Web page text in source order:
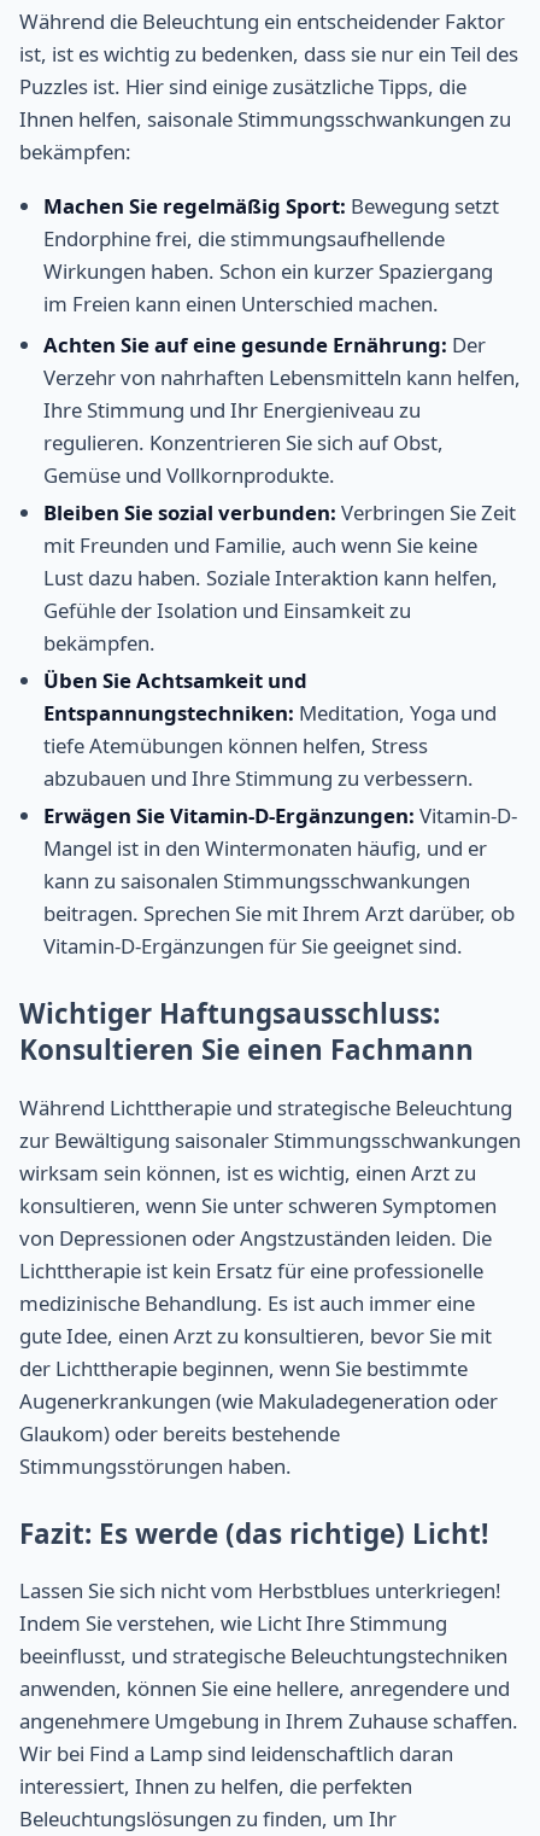
Während die Beleuchtung ein entscheidender Faktor
ist, ist es wichtig zu bedenken, dass sie nur ein Teil des
Puzzles ist. Hier sind einige zusätzliche Tipps, die
Ihnen helfen, saisonale Stimmungsschwankungen zu
bekämpfen:
Machen Sie regelmäßig Sport: Bewegung setzt
Endorphine frei, die stimmungsaufhellende
Wirkungen haben. Schon ein kurzer Spaziergang
im Freien kann einen Unterschied machen.
Achten Sie auf eine gesunde Ernährung: Der
Verzehr von nahrhaften Lebensmitteln kann helfen,
Ihre Stimmung und Ihr Energieniveau zu
regulieren. Konzentrieren Sie sich auf Obst,
Gemüse und Vollkornprodukte.
Bleiben Sie sozial verbunden: Verbringen Sie Zeit
mit Freunden und Familie, auch wenn Sie keine
Lust dazu haben. Soziale Interaktion kann helfen,
Gefühle der Isolation und Einsamkeit zu
bekämpfen.
Üben Sie Achtsamkeit und
Entspannungstechniken: Meditation, Yoga und
tiefe Atemübungen können helfen, Stress
abzubauen und Ihre Stimmung zu verbessern.
Erwägen Sie Vitamin-D-Ergänzungen: Vitamin-D-
Mangel ist in den Wintermonaten häufig, und er
kann zu saisonalen Stimmungsschwankungen
beitragen. Sprechen Sie mit Ihrem Arzt darüber, ob
Vitamin-D-Ergänzungen für Sie geeignet sind.
Wichtiger Haftungsausschluss:
Konsultieren Sie einen Fachmann
Während Lichttherapie und strategische Beleuchtung
zur Bewältigung saisonaler Stimmungsschwankungen
wirksam sein können, ist es wichtig, einen Arzt zu
konsultieren, wenn Sie unter schweren Symptomen
von Depressionen oder Angstzuständen leiden. Die
Lichttherapie ist kein Ersatz für eine professionelle
medizinische Behandlung. Es ist auch immer eine
gute Idee, einen Arzt zu konsultieren, bevor Sie mit
der Lichttherapie beginnen, wenn Sie bestimmte
Augenerkrankungen (wie Makuladegeneration oder
Glaukom) oder bereits bestehende
Stimmungsstörungen haben.
Fazit: Es werde (das richtige) Licht!
Lassen Sie sich nicht vom Herbstblues unterkriegen!
Indem Sie verstehen, wie Licht Ihre Stimmung
beeinflusst, und strategische Beleuchtungstechniken
anwenden, können Sie eine hellere, anregendere und
angenehmere Umgebung in Ihrem Zuhause schaffen.
Wir bei Find a Lamp sind leidenschaftlich daran
interessiert, Ihnen zu helfen, die perfekten
Beleuchtungslösungen zu finden, um Ihr